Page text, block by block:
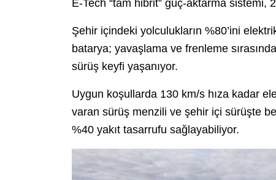
E-Tech “tam hibrit” güç-aktarma
Şehir içindeki yolculukların %80’ini
batarya; yavaşlama ve frenleme
sürüş keyfi yaşanıyor.
Uygun koşullarda 130 km/s hıza kadar
varan sürüş menzili ve şehir içi sürüşte
%40 yakıt tasarrufu sağlayabiliyor.